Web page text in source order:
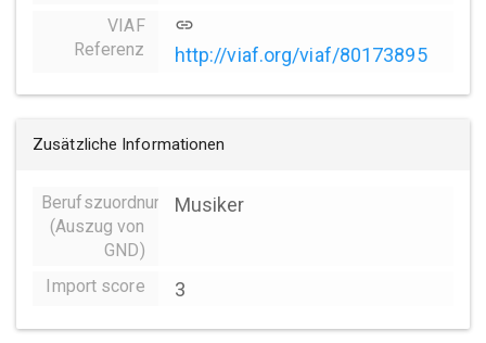
VIAF
Referenz
link
http://viaf.org/viaf/80173895
Zusätzliche Informationen
Berufszuordnungen
(Auszug von
GND)
Musiker
Import score 3